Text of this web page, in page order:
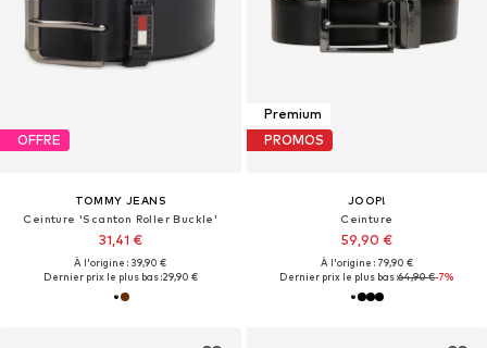
OFFRE
TOMMY JEANS
Ceinture 'Scanton Roller Buckle'
31,41 €
À l'origine : 39,90 €
Dernier prix le plus bas :29,90 €
Premium
PROMOS
JOOP!
Ceinture
59,90 €
À l'origine : 79,90 €
Dernier prix le plus bas :64,90 €-7%